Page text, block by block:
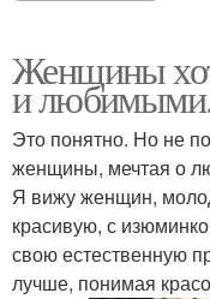
Женщины
и
Это понятно. Но не
женщины, мечтая о
Я вижу женщин,
красивую, с
свою естественную
лучше, понимая